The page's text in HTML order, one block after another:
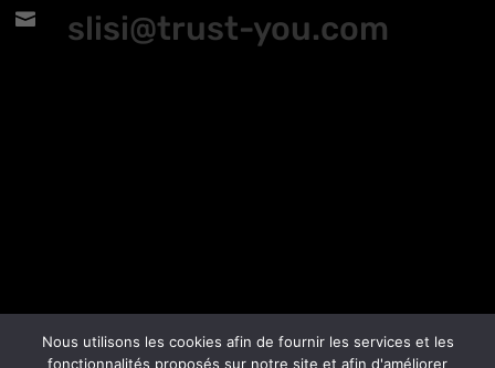
 slisi@trust-you.com
Nous utilisons les cookies afin de fournir les services et les
fonctionnalités proposés sur notre site et afin d'améliorer